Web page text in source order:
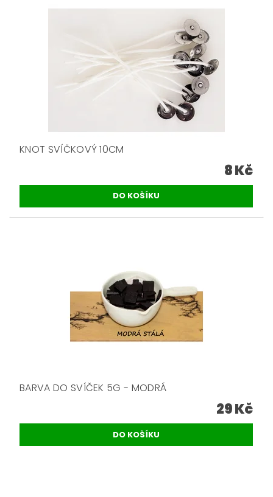
KNOT SVÍČKOVÝ 10CM
8 Kč
BARVA DO SVÍČEK 5G - MODRÁ
29 Kč